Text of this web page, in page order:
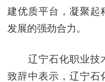
建优质平台，凝聚起
发展的强劲合力。
辽宁石化职业技
致辞中表示，辽宁石